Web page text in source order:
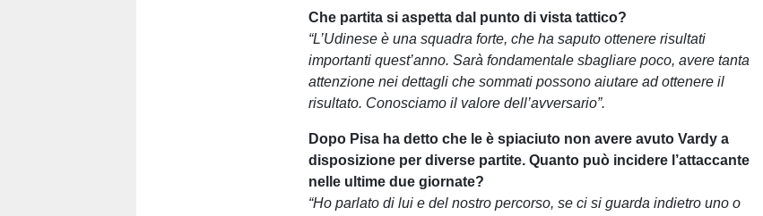
Che partita si aspetta dal punto di vista tattico?
“L’Udinese è una squadra forte, che ha saputo ottenere risultati
importanti quest’anno. Sarà fondamentale sbagliare poco, avere tanta
attenzione nei dettagli che sommati possono aiutare ad ottenere il
risultato. Conosciamo il valore dell’avversario”.
Dopo Pisa ha detto che le è spiaciuto non avere avuto Vardy a
disposizione per diverse partite. Quanto può incidere l’attaccante
nelle ultime due giornate?
“Ho parlato di lui e del nostro percorso, se ci si guarda indietro uno o